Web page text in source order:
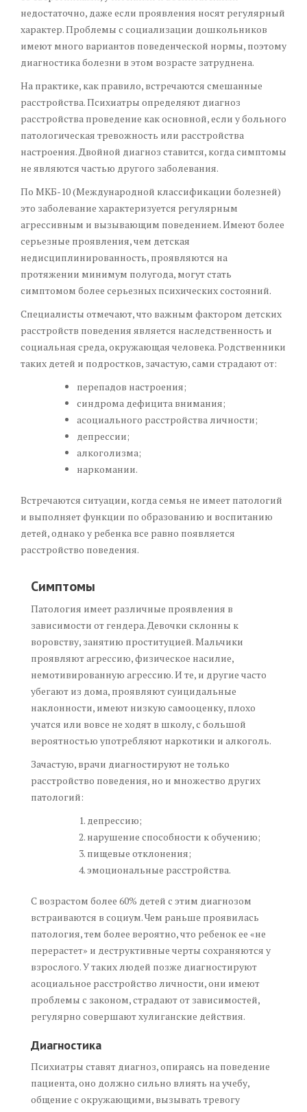
недостаточно, даже если проявления носят регулярный
характер. Проблемы с социализации дошкольников
имеют много вариантов поведенческой нормы, поэтому
диагностика болезни в этом возрасте затруднена.
На практике, как правило, встречаются смешанные
расстройства. Психиатры определяют диагноз
расстройства проведение как основной, если у больного
патологическая тревожность или расстройства
настроения. Двойной диагноз ставится, когда симптомы
не являются частью другого заболевания.
По МКБ-10 (Международной классификации болезней)
это заболевание характеризуется регулярным
агрессивным и вызывающим поведением. Имеют более
серьезные проявления, чем детская
недисциплинированность, проявляются на
протяжении минимум полугода, могут стать
симптомом более серьезных психических состояний.
Специалисты отмечают, что важным фактором детских
расстройств поведения является наследственность и
социальная среда, окружающая человека. Родственники
таких детей и подростков, зачастую, сами страдают от:
перепадов настроения;
синдрома дефицита внимания;
асоциального расстройства личности;
депрессии;
алкоголизма;
наркомании.
Встречаются ситуации, когда семья не имеет патологий
и выполняет функции по образованию и воспитанию
детей, однако у ребенка все равно появляется
расстройство поведения.
Симптомы
Патология имеет различные проявления в
зависимости от гендера. Девочки склонны к
воровству, занятию проституцией. Мальчики
проявляют агрессию, физическое насилие,
немотивированную агрессию. И те, и другие часто
убегают из дома, проявляют суицидальные
наклонности, имеют низкую самооценку, плохо
учатся или вовсе не ходят в школу, с большой
вероятностью употребляют наркотики и алкоголь.
Зачастую, врачи диагностируют не только
расстройство поведения, но и множество других
патологий:
депрессию;
нарушение способности к обучению;
пищевые отклонения;
эмоциональные расстройства.
С возрастом более 60% детей с этим диагнозом
встраиваются в социум. Чем раньше проявилась
патология, тем более вероятно, что ребенок ее «не
перерастет» и деструктивные черты сохраняются у
взрослого. У таких людей позже диагностируют
асоциальное расстройство личности, они имеют
проблемы с законом, страдают от зависимостей,
регулярно совершают хулиганские действия.
Диагностика
Психиатры ставят диагноз, опираясь на поведение
пациента, оно должно сильно влиять на учебу,
общение с окружающими, вызывать тревогу